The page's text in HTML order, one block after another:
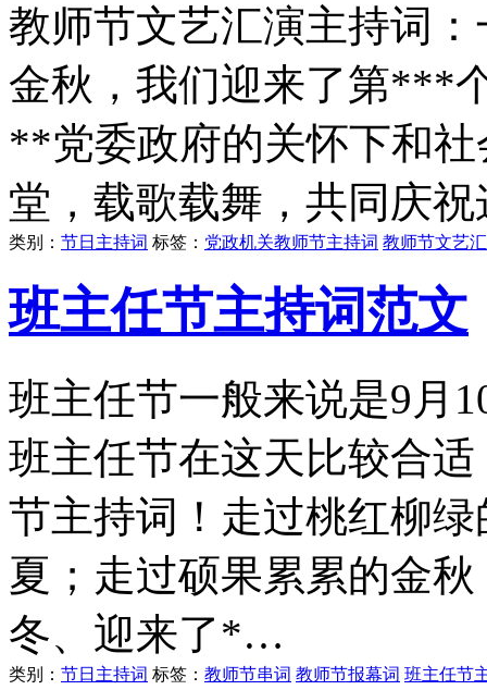
教师节文艺汇演主持词
金秋，我们迎来了第***
**党委政府的关怀下和
堂，载歌载舞，共同庆
类别： 节日主持词 标签： 党政机关教师节主持词 教师节文艺
班主任节主持词范文
班主任节一般来说是9月
班主任节在这天比较合
节主持词！走过桃红柳
夏；走过硕果累累的金
冬、迎来了*…
类别： 节日主持词 标签： 教师节串词 教师节报幕词 班主任节